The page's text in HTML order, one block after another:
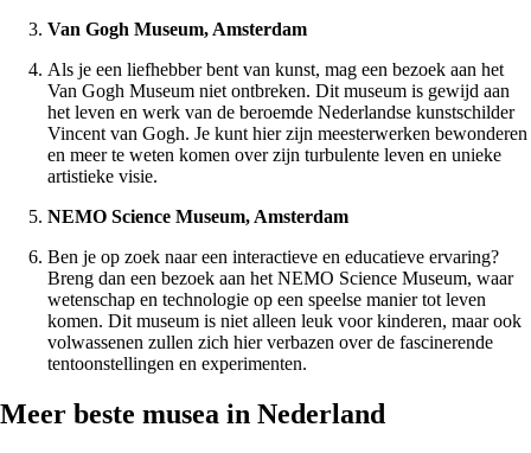
Van Gogh Museum, Amsterdam
Als je een liefhebber bent van kunst, mag een bezoek aan het
Van Gogh Museum niet ontbreken. Dit museum is gewijd aan
het leven en werk van de beroemde Nederlandse kunstschilder
Vincent van Gogh. Je kunt hier zijn meesterwerken bewonderen
en meer te weten komen over zijn turbulente leven en unieke
artistieke visie.
NEMO Science Museum, Amsterdam
Ben je op zoek naar een interactieve en educatieve ervaring?
Breng dan een bezoek aan het NEMO Science Museum, waar
wetenschap en technologie op een speelse manier tot leven
komen. Dit museum is niet alleen leuk voor kinderen, maar ook
volwassenen zullen zich hier verbazen over de fascinerende
tentoonstellingen en experimenten.
Meer beste musea in Nederland